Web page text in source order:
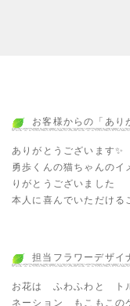
お客様からの「あり
ありがとうございます✨
勇歩くんの猫ちゃんの
りがとうございました
本人に喜んでいただける
担当フラワーデザイ
お花は ふわふわと ト
ネーション もこもこの